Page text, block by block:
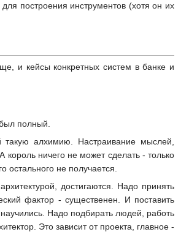
построения инструментов (хотя он их
и кейсы конкретных систем в банке и
полный.
такую алхимию. Настраивание мыслей,
король ничего не может сделать - только
остального не получается.
достигаются. Надо принять
фактор - существенен. И поставить
Надо подбирать людей, работь
Это зависит от проекта, главное -